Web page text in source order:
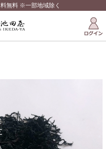
無料 ※一部地域除く